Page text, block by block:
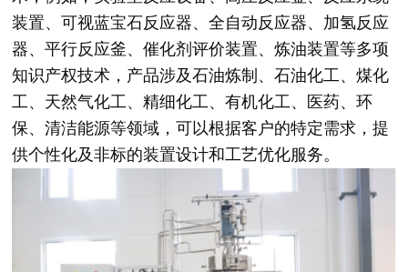
装置、可视蓝宝石反应器、全自动反应器、加氢反应
器、平行反应釜、催化剂评价装置、炼油装置等多项
知识产权技术，产品涉及石油炼制、石油化工、煤化
工、天然气化工、精细化工、有机化工、医药、环
保、清洁能源等领域，可以根据客户的特定需求，提
供个性化及非标的装置设计和工艺优化服务。